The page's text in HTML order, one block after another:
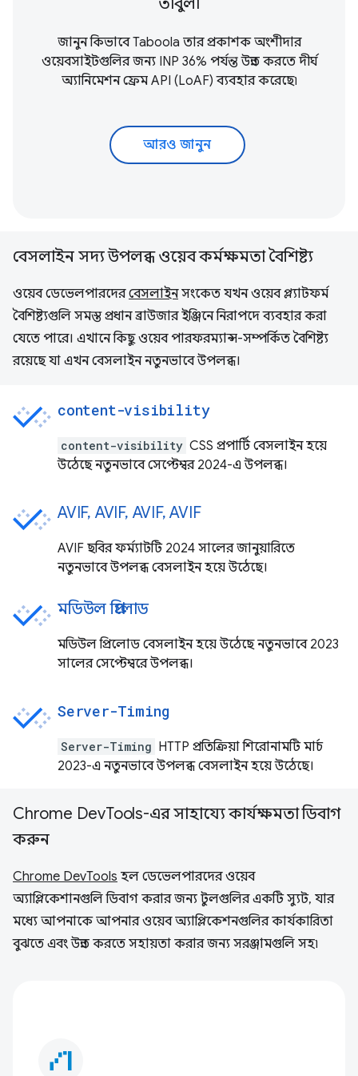
জানুন কিভাবে Taboola তার প্রকাশক অংশীদার
ওয়েবসাইটগুলির জন্য INP 36% পর্যন্ত উন্নত করতে দীর্ঘ
অ্যানিমেশন ফ্রেম API (LoAF) ব্যবহার করেছে৷
আরও জানুন
বেসলাইন সদ্য উপলব্ধ ওয়েব কর্মক্ষমতা বৈশিষ্ট্য
ওয়েব ডেভেলপারদেরবেসলাইনসংকেত যখন ওয়েব প্ল্যাটফর্ম
বৈশিষ্ট্যগুলি সমস্ত প্রধান ব্রাউজার ইঞ্জিনে নিরাপদে ব্যবহার করা
যেতে পারে। এখানে কিছু ওয়েব পারফরম্যান্স-সম্পর্কিত বৈশিষ্ট্য
রয়েছে যা এখন বেসলাইন নতুনভাবে উপলব্ধ।
content-visibility
content-visibility CSS প্রপার্টি বেসলাইন হয়ে
উঠেছে নতুনভাবে সেপ্টেম্বর 2024-এ উপলব্ধ।
AVIF, AVIF, AVIF, AVIF
AVIF ছবির ফর্ম্যাটটি 2024 সালের জানুয়ারিতে
নতুনভাবে উপলব্ধ বেসলাইন হয়ে উঠেছে।
মডিউল প্রিলোড
মডিউল প্রিলোড বেসলাইন হয়ে উঠেছে নতুনভাবে 2023
সালের সেপ্টেম্বরে উপলব্ধ।
Server-Timing
Server-Timing HTTP প্রতিক্রিয়া শিরোনামটি মার্চ
2023-এ নতুনভাবে উপলব্ধ বেসলাইন হয়ে উঠেছে।
Chrome DevTools-এর সাহায্যে কার্যক্ষমতা ডিবাগ
করুন
Chrome DevTools হল ডেভেলপারদের ওয়েব
অ্যাপ্লিকেশানগুলি ডিবাগ করার জন্য টুলগুলির একটি স্যুট, যার
মধ্যে আপনাকে আপনার ওয়েব অ্যাপ্লিকেশনগুলির কার্যকারিতা
বুঝতে এবং উন্নত করতে সহায়তা করার জন্য সরঞ্জামগুলি সহ৷
waterfall_chart